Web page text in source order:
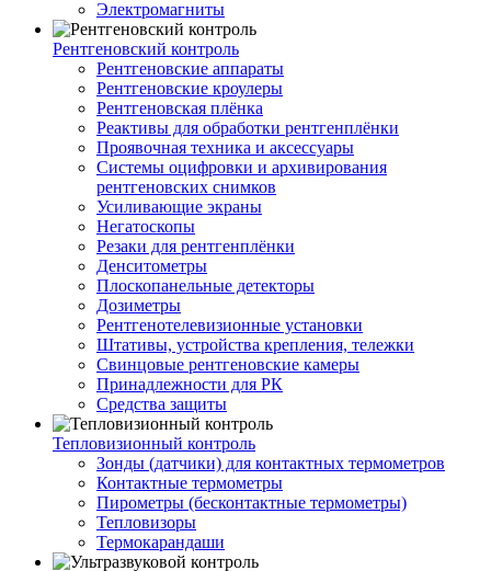
Электромагниты
Рентгеновский контроль
Рентгеновские аппараты
Рентгеновские кроулеры
Рентгеновская плёнка
Реактивы для обработки рентгенплёнки
Проявочная техника и аксессуары
Системы оцифровки и архивирования
рентгеновских снимков
Усиливающие экраны
Негатоскопы
Резаки для рентгенплёнки
Денситометры
Плоскопанельные детекторы
Дозиметры
Рентгенотелевизионные установки
Штативы, устройства крепления, тележки
Свинцовые рентгеновские камеры
Принадлежности для РК
Средства защиты
Тепловизионный контроль
Зонды (датчики) для контактных термометров
Контактные термометры
Пирометры (бесконтактные термометры)
Тепловизоры
Термокарандаши